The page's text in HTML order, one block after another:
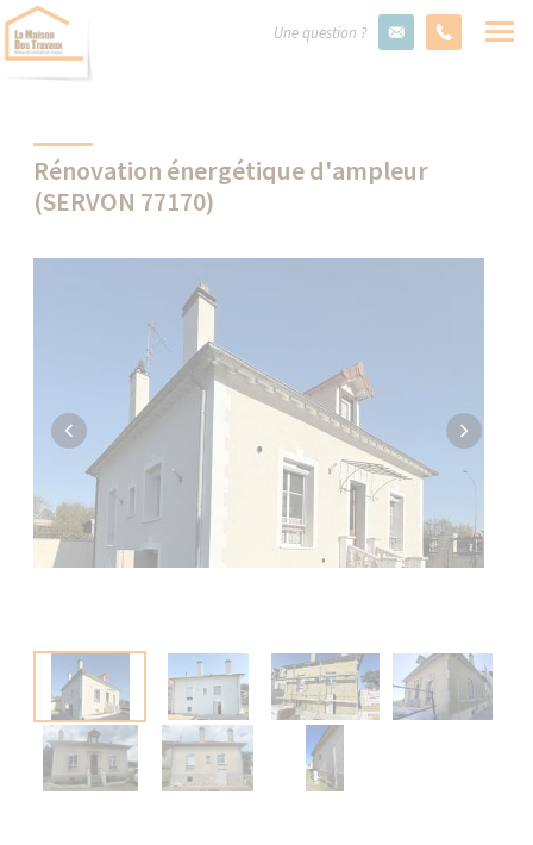
Une question ?
Rénovation énergétique d'ampleur
(SERVON 77170)